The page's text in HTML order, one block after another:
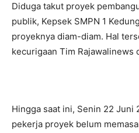
Diduga takut proyek
publik, Kepsek SMPN 1
proyeknya diam-diam. Hal
kecurigaan Tim Rajawalinews
Hingga saat ini, Senin 22 Juni
pekerja proyek belum